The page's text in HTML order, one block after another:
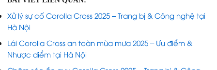
Xử lý sự cố Corolla Cross 2025 – Trang bị & Công nghệ tại
Hà Nội
Lái Corolla Cross an toàn mùa mưa 2025 – Ưu điểm &
Nhược điểm tại Hà Nội